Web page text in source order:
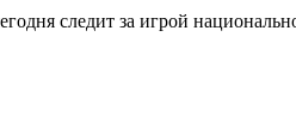
следит за игрой